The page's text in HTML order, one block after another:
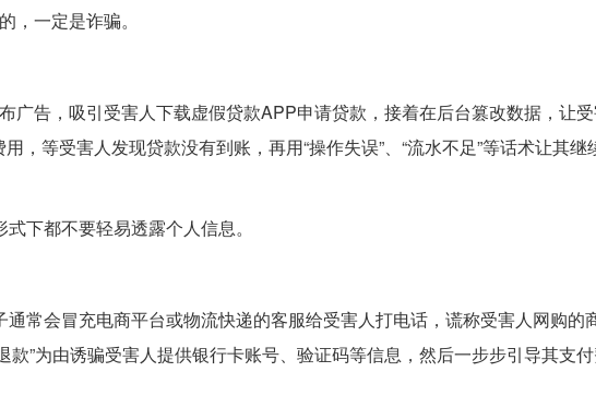
，一定是诈骗。
广告，吸引受害人下载虚假贷款APP申请贷款，接着在后台篡改数据，让
，等受害人发现贷款没有到账，再用“操作失误”、“流水不足”等话术让其继
下都不要轻易透露个人信息。
常会冒充电商平台或物流快递的客服给受害人打电话，谎称受害人网购的
款”为由诱骗受害人提供银行卡账号、验证码等信息，然后一步步引导其支